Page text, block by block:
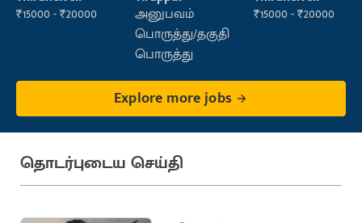
₹15000 - ₹20000 Sales)
அனுபவம்
பொருத்து/தகுதி
பொருத்து
₹15000 - ₹20000
Explore more jobs
தொடர்புடைய செய்தி